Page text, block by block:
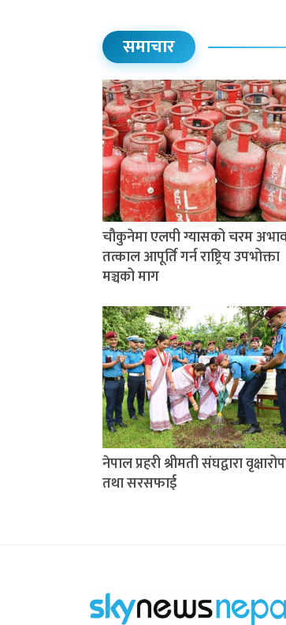
समाचार
चौकुनेमा एलपी ग्यासको चरम
तत्काल आपूर्ति गर्न राष्ट्रिय उपभोक्ता
मञ्चको माग
नेपाल प्रहरी श्रीमती संघद्वारा
तथा सरसफाई